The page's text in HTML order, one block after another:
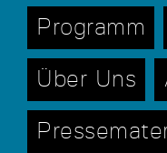
Programm
Über Uns